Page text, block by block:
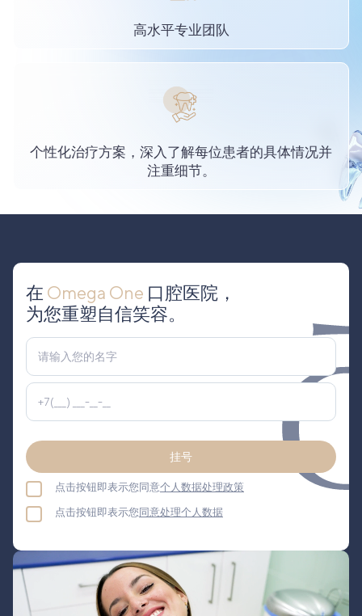
高水平专业团队
个性化治疗方案，深入了解每位患者的具体情况并
注重细节。
在 Omega One 口腔医院，
为您重塑自信笑容。
挂号
点击按钮即表示您同意个人数据处理政策
点击按钮即表示您 同意处理个人数据